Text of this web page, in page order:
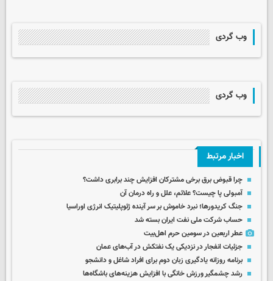
وب گردی
وب گردی
اخبار مرتبط
چرا قبوض برق برخی مشترکان افزایش چند برابری داشت؟
آمبولی پا چیست؟ علائم، علل و راه درمان آن
جنگ کریدورها؛ نبرد خاموش بر سر آینده ژئوپلیتیک انرژی اوراسیا
حساب‌ شرکت ملی نفت ایران بسته شد
عطر اربعین در سومین حرم اهل‌بیت
جزئیات انفجار در نزدیکی یک نفتکش در آب‌های عمان
برنامه روزانه یادگیری زبان دوم برای افراد شاغل و دانشجو
رشد چشمگیر ورزش خانگی با افزایش هزینه‌های باشگاه‌ها